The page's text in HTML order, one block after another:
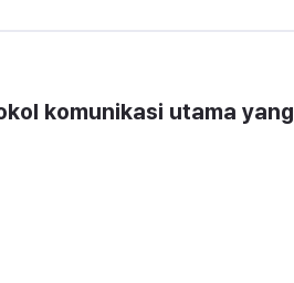
komunikasi utama yang